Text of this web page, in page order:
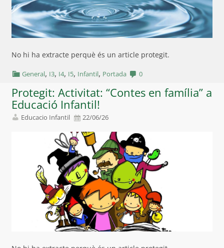
No hi ha extracte perquè és un article protegit.
General, I3, I4, I5, Infantil, Portada 0
Protegit: Activitat: “Contes en família” a
Educació Infantil!
Educacio Infantil 22/06/26